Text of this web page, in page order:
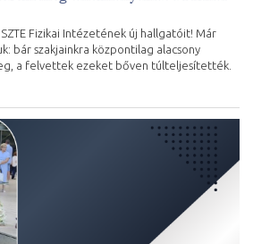
Fizikai Intézetének új hallgatóit! Már
bár szakjainkra központilag alacsony
a felvettek ezeket bőven túlteljesítették.